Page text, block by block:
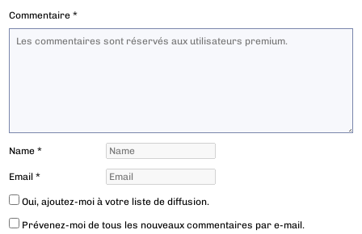
Commentaire*
Name*
Email*
Oui, ajoutez-moi à votre liste de diffusion.
Prévenez-moi de tous les nouveaux commentaires par e-mail.